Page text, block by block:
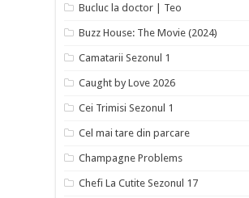
Bucluc la doctor | Teo
Buzz House: The Movie (2024)
Camatarii Sezonul 1
Caught by Love 2026
Cei Trimisi Sezonul 1
Cel mai tare din parcare
Champagne Problems
Chefi La Cutite Sezonul 17